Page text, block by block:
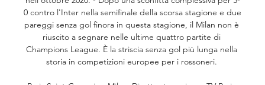
0 contro l'Inter nella semifinale della scorsa stagione e due
pareggi senza gol finora in questa stagione, il Milan non è
riuscito a segnare nelle ultime quattro partite di
Champions League. È la striscia senza gol più lunga nella
storia in competizioni europee per i rossoneri.